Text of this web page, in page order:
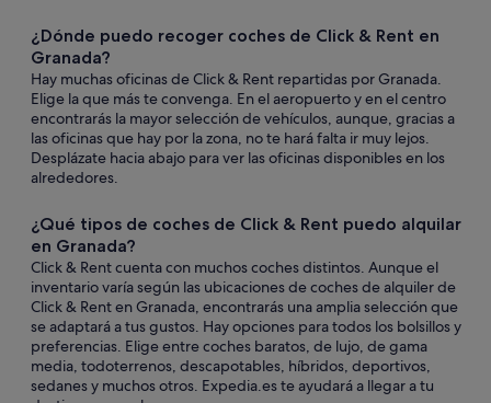
¿Dónde puedo recoger coches de Click & Rent en
Granada?
Hay muchas oficinas de Click & Rent repartidas por Granada.
Elige la que más te convenga. En el aeropuerto y en el centro
encontrarás la mayor selección de vehículos, aunque, gracias a
las oficinas que hay por la zona, no te hará falta ir muy lejos.
Desplázate hacia abajo para ver las oficinas disponibles en los
alrededores.
¿Qué tipos de coches de Click & Rent puedo alquilar
en Granada?
Click & Rent cuenta con muchos coches distintos. Aunque el
inventario varía según las ubicaciones de coches de alquiler de
Click & Rent en Granada, encontrarás una amplia selección que
se adaptará a tus gustos. Hay opciones para todos los bolsillos y
preferencias. Elige entre coches baratos, de lujo, de gama
media, todoterrenos, descapotables, híbridos, deportivos,
sedanes y muchos otros. Expedia.es te ayudará a llegar a tu